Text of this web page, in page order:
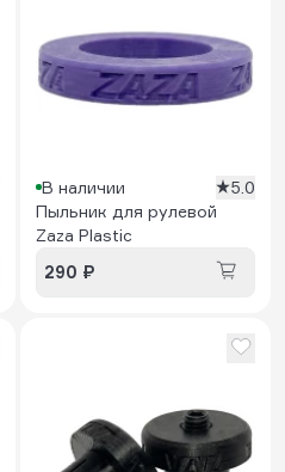
В наличии
5.0
Пыльник для рулевой
Zaza Plastic
290 ₽